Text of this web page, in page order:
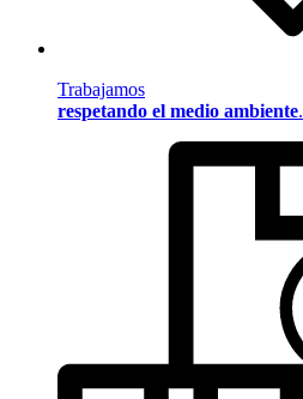
Trabajamos
respetando el medio ambiente.